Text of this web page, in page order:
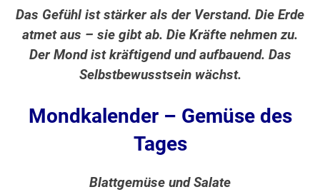
Das Gefühl ist stärker als der Verstand. Die Erde
atmet aus – sie gibt ab. Die Kräfte nehmen zu.
Der Mond ist kräftigend und aufbauend. Das
Selbstbewusstsein wächst.
Mondkalender – Gemüse des
Tages
Blattgemüse und Salate